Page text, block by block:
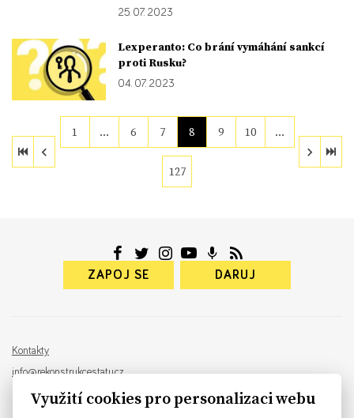
25. 07. 2023
Lexperanto: Co brání vymáhání sankcí
proti Rusku?
04. 07. 2023
1 … 6 7 8 9 10 …
127
ZAPOJ SE DARUJ
Kontakty
info@rekonstrukcestatu.cz
Návrh a vývoj: Sinfin , ilustrace:
Využití cookies pro personalizaci webu